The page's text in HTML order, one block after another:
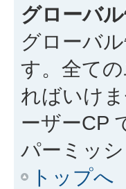
グローバ
グローバ
す。全て
ればいけ
ーザーCP
パーミッシ
トップへ